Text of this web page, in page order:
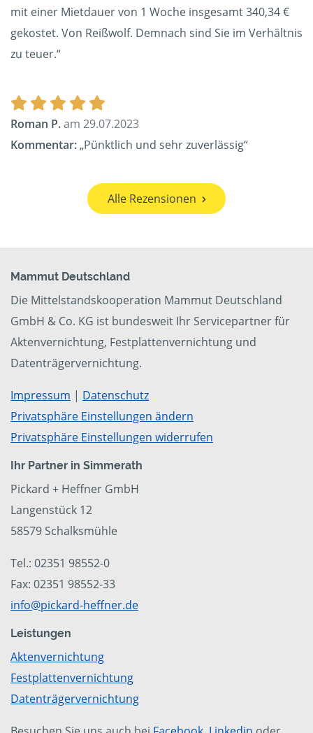
mit einer Mietdauer von 1 Woche insgesamt 340,34 €
gekostet. Von Reißwolf. Demnach sind Sie im Verhältnis
zu teuer.“
Roman P.am 29.07.2023
Kommentar:„Pünktlich und sehr zuverlässig“
Alle Rezensionen
Mammut Deutschland
Die Mittelstandskooperation Mammut Deutschland
GmbH & Co. KG ist bundesweit Ihr Servicepartner für
Aktenvernichtung, Festplattenvernichtung und
Datenträgervernichtung.
Impressum | Datenschutz
Privatsphäre Einstellungen ändern
Privatsphäre Einstellungen widerrufen
Ihr Partner in Simmerath
Pickard + Heffner GmbH
Langenstück 12
58579 Schalksmühle
Tel.: 02351 98552-0
Fax: 02351 98552-33
info@pickard-heffner.de
Leistungen
Aktenvernichtung
Festplattenvernichtung
Datenträgervernichtung